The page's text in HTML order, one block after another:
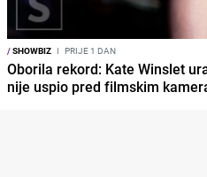
/SHOWBIZ I PRIJE 1 DAN
Oborila rekord: Kate Winslet
nije uspio pred filmskim